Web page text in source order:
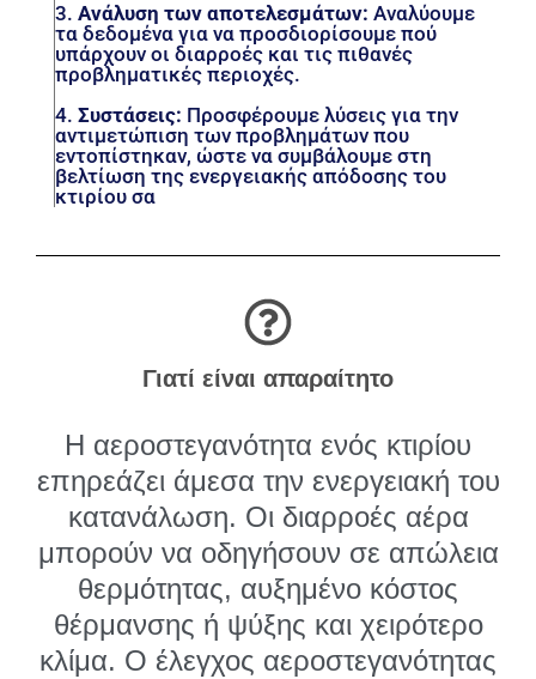
3. Ανάλυση των αποτελεσμάτων: Αναλύουμε
τα δεδομένα για να προσδιορίσουμε πού
υπάρχουν οι διαρροές και τις πιθανές
προβληματικές περιοχές.
4. Συστάσεις: Προσφέρουμε λύσεις για την
αντιμετώπιση των προβλημάτων που
εντοπίστηκαν, ώστε να συμβάλουμε στη
βελτίωση της ενεργειακής απόδοσης του
κτιρίου σα
Γιατί είναι απαραίτητο
Η αεροστεγανότητα ενός κτιρίου
επηρεάζει άμεσα την ενεργειακή του
κατανάλωση. Οι διαρροές αέρα
μπορούν να οδηγήσουν σε απώλεια
θερμότητας, αυξημένο κόστος
θέρμανσης ή ψύξης και χειρότερο
κλίμα. Ο έλεγχος αεροστεγανότητας